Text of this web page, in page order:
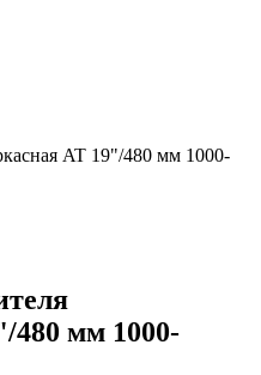
AT 19"/480 мм 1000-
480 мм 1000-